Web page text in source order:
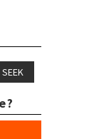
SEEK
?